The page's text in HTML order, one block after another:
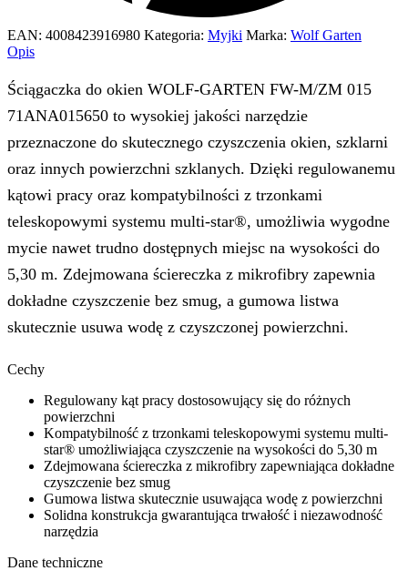
EAN: 4008423916980 Kategoria: Myjki Marka: Wolf Garten
Opis
Ściągaczka do okien WOLF-GARTEN FW-M/ZM 015
71ANA015650 to wysokiej jakości narzędzie
przeznaczone do skutecznego czyszczenia okien, szklarni
oraz innych powierzchni szklanych. Dzięki regulowanemu
kątowi pracy oraz kompatybilności z trzonkami
teleskopowymi systemu multi-star®, umożliwia wygodne
mycie nawet trudno dostępnych miejsc na wysokości do
5,30 m. Zdejmowana ściereczka z mikrofibry zapewnia
dokładne czyszczenie bez smug, a gumowa listwa
skutecznie usuwa wodę z czyszczonej powierzchni.
Cechy
Regulowany kąt pracy dostosowujący się do różnych
powierzchni
Kompatybilność z trzonkami teleskopowymi systemu multi-
star® umożliwiająca czyszczenie na wysokości do 5,30 m
Zdejmowana ściereczka z mikrofibry zapewniająca dokładne
czyszczenie bez smug
Gumowa listwa skutecznie usuwająca wodę z powierzchni
Solidna konstrukcja gwarantująca trwałość i niezawodność
narzędzia
Dane techniczne